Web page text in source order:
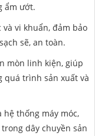
ẩm ướt.
vi khuẩn, đảm bảo
sẽ, an toàn.
mòn linh kiện, giúp
quá trình sản xuất và
hệ thống máy móc,
dây chuyền sản